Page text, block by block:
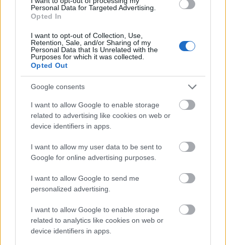
Personal Data for Targeted Advertising.
Opted In
I want to opt-out of Collection, Use,
Retention, Sale, and/or Sharing of my
Personal Data that Is Unrelated with the
Purposes for which it was collected.
Opted Out
Google consents
I want to allow Google to enable storage
related to advertising like cookies on web or
device identifiers in apps.
I want to allow my user data to be sent to
Google for online advertising purposes.
I want to allow Google to send me
personalized advertising.
I want to allow Google to enable storage
related to analytics like cookies on web or
device identifiers in apps.
annak végső soron akár igaza is lehet, simán
lenne tér jobban kidolgozni a figurákat,
Brownt azonban láthatóan szemernyit sem
érdekli a karakterábrázolósdi. Egyik
legnagyobb erőssége ugyanakkor eddig is az
volt, hogy hatásosan ötvözte a valós
elemeket a fikcióval, így aztán már az
alaphelyzetekkel is bárkinek beindítja a
fantáziáját, aki fogékony az ilyesmire, most
sincs ez másképp. Amikor pedig az egészből
kibontakozik a végkifejlet, minden
triviálisnak tűnik: végülis néha azt a
legnehezebb észrevenni, ami az orrunk előtt